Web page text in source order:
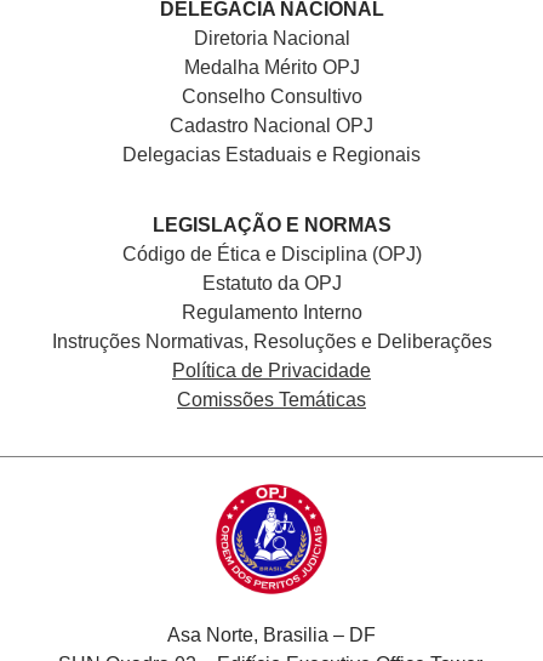
DELEGACIA NACIONAL
Diretoria Nacional
Medalha Mérito OPJ
Conselho Consultivo
Cadastro Nacional OPJ
Delegacias Estaduais e Regionais
LEGISLAÇÃO E NORMAS
Código de Ética e Disciplina (OPJ)
Estatuto da OPJ
Regulamento Interno
Instruções Normativas, Resoluções e Deliberações
Política de Privacidade
Comissões Temáticas
Asa Norte, Brasilia – DF